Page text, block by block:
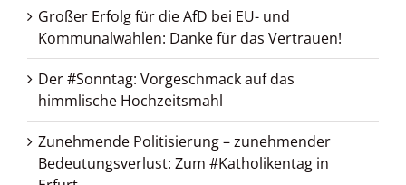
Großer Erfolg für die AfD bei EU- und
Kommunalwahlen: Danke für das Vertrauen!
Der #Sonntag: Vorgeschmack auf das
himmlische Hochzeitsmahl
Zunehmende Politisierung – zunehmender
Bedeutungsverlust: Zum #Katholikentag in